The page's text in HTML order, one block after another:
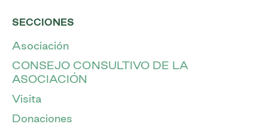
SECCIONES
Asociación
CONSEJO CONSULTIVO DE LA
ASOCIACIÓN
Visita
Donaciones